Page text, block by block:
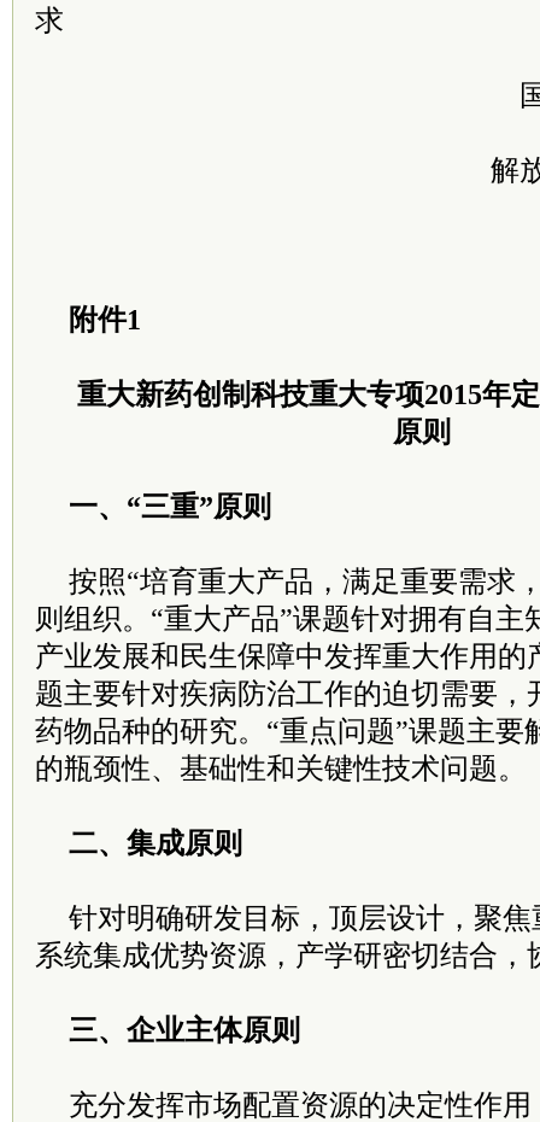
求
解
附件1
重大新药创制科技重大专项2015年
原则
一、“三重”原则
按照“培育重大产品，满足重要需求
则组织。“重大产品”课题针对拥有自主
产业发展和民生保障中发挥重大作用的
题主要针对疾病防治工作的迫切需要，
药物品种的研究。“重点问题”课题主要
的瓶颈性、基础性和关键性技术问题。
二、集成原则
针对明确研发目标，顶层设计，聚
系统集成优势资源，产学研密切结合，
三、企业主体原则
充分发挥市场配置资源的决定性作